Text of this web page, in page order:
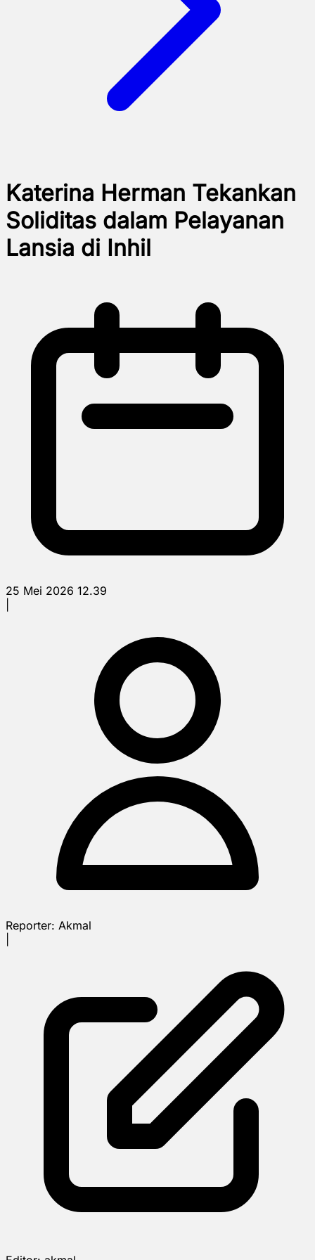
Katerina Herman Tekankan
Soliditas dalam Pelayanan
Lansia di Inhil
25 Mei 2026 12.39
Reporter: Akmal